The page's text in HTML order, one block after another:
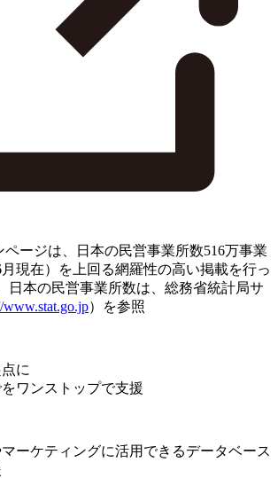
ージは、日本の民営事業所数516万事業
月現在）を上回る網羅性の高い掲載を行っ
日本の民営事業所数は、総務省統計局サ
www.stat.go.jp）を参照
に
ワンストップで支援
ーケティングに活用できるデータベース